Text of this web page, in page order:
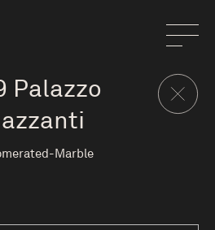
Palazzo
Marble